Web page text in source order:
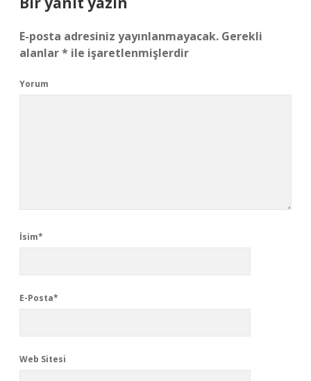
E-posta adresiniz yayınlanmayacak. Gerekli
alanlar* ile işaretlenmişlerdir
Yorum
İsim*
E-Posta*
Web Sitesi